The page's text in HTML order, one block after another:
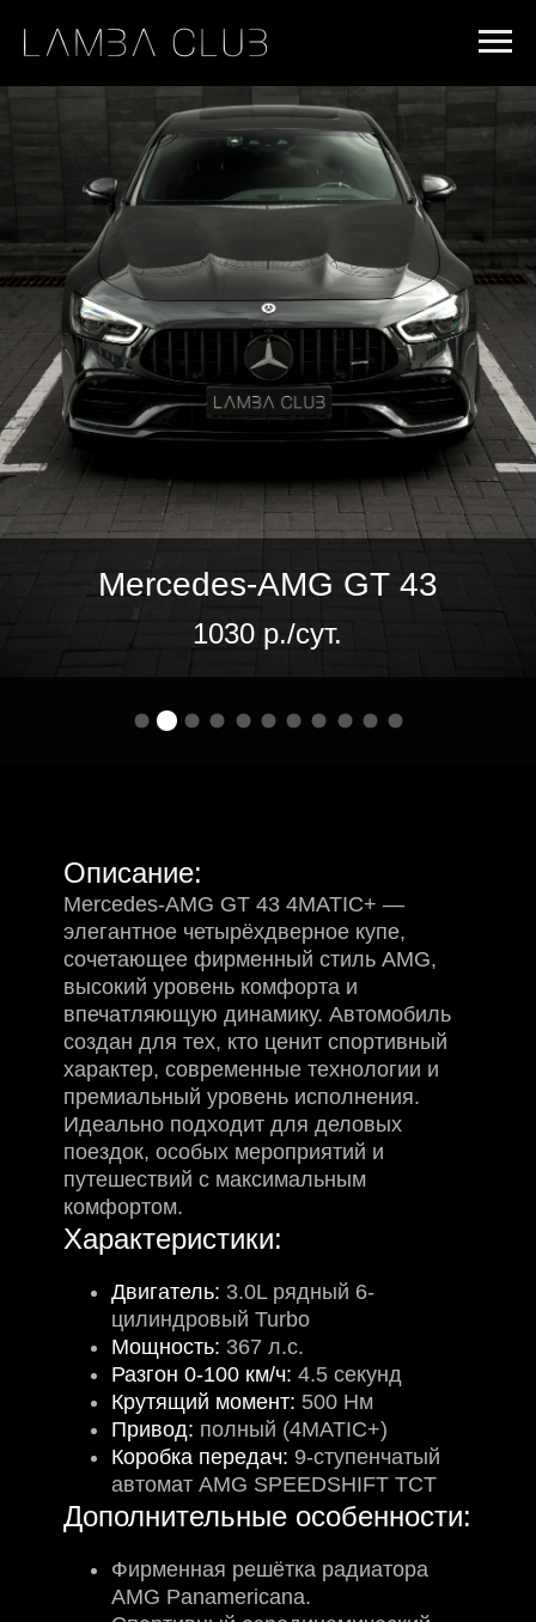
Обязательно для применения z-index */ } #rec829055397 { z-
index: 2 !important; position: relative; /* Обязательно для
Mercedes-AMG GT 43
Описание:
Mercedes-AMG GT 43 4MATIC+ —
элегантное четырёхдверное купе,
сочетающее фирменный стиль AMG,
высокий уровень комфорта и
впечатляющую динамику. Автомобиль
создан для тех, кто ценит спортивный
характер, современные технологии и
премиальный уровень исполнения.
Идеально подходит для деловых
поездок, особых мероприятий и
путешествий с максимальным
комфортом.
Характеристики:
Двигатель: 3.0L рядный 6-
цилиндровый Turbo
Мощность: 367 л.с.
Разгон 0-100 км/ч: 4.5 секунд
Крутящий момент: 500 Нм
Привод: полный (4MATIC+)
Коробка передач: 9-ступенчатый
автомат AMG SPEEDSHIFT TCT
Дополнительные особенности:
Фирменная решётка радиатора
AMG Panamericana.